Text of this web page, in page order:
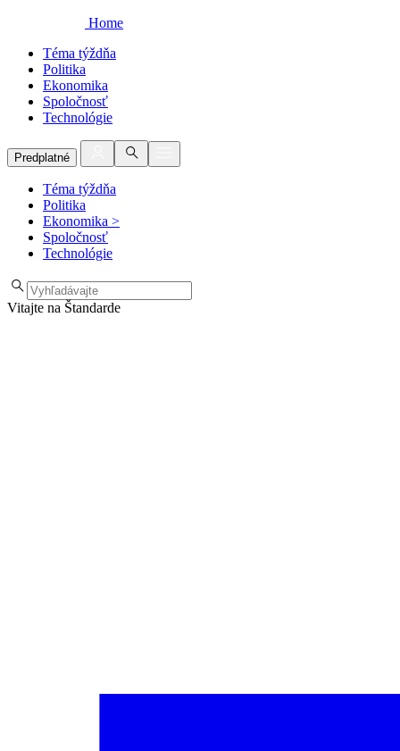
Home
Téma týždňa
Politika
Ekonomika
Spoločnosť
Technológie
Predplatné
Téma týždňa
Politika
Ekonomika >
Spoločnosť
Technológie
Vitajte na Štandarde